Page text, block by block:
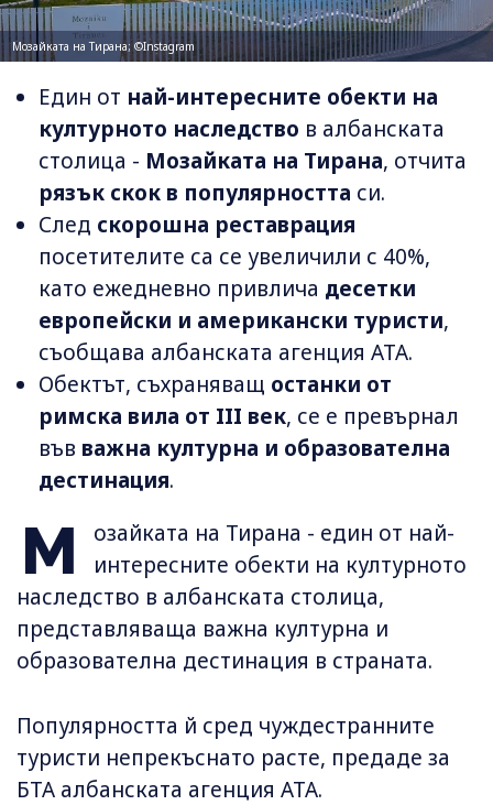
Мозайката на Тирана; ©Instagram
Един от най-интересните обекти на
културното наследство в албанската
столица - Мозайката на Тирана, отчита
рязък скок в популярността си.
След скорошна реставрация
посетителите са се увеличили с 40%,
като ежедневно привлича десетки
европейски и американски туристи,
съобщава албанската агенция АТА.
Обектът, съхраняващ останки от
римска вила от III век, се е превърнал
във важна културна и образователна
дестинация.
М
озайката на Тирана - един от най-
интересните обекти на културното
наследство в албанската столица,
представляваща важна културна и
образователна дестинация в страната.
Популярността й сред чуждестранните
туристи непрекъснато расте, предаде за
БТА албанската агенция АТА.